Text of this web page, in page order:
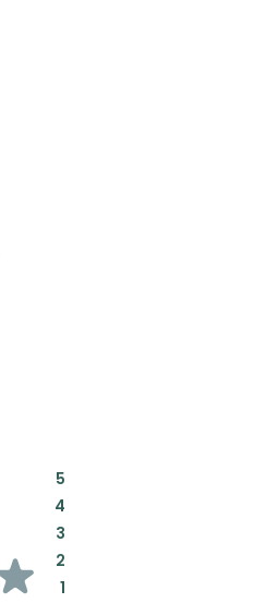
5:
4:
3:
2:
1: